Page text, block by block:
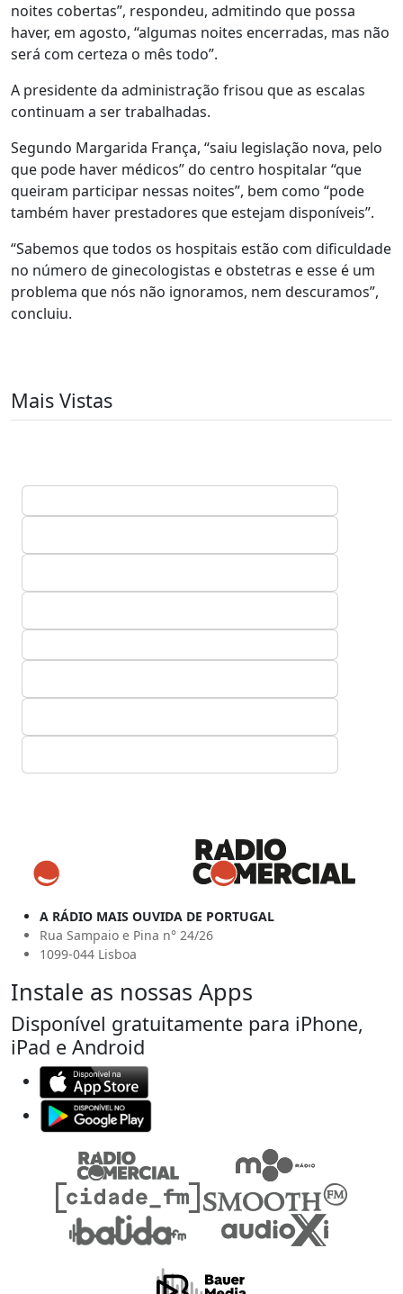
noites cobertas”, respondeu, admitindo que possa
haver, em agosto, “algumas noites encerradas, mas não
será com certeza o mês todo”.
A presidente da administração frisou que as escalas
continuam a ser trabalhadas.
Segundo Margarida França, “saiu legislação nova, pelo
que pode haver médicos” do centro hospitalar “que
queiram participar nessas noites”, bem como “pode
também haver prestadores que estejam disponíveis”.
“Sabemos que todos os hospitais estão com dificuldade
no número de ginecologistas e obstetras e esse é um
problema que nós não ignoramos, nem descuramos”,
concluiu.
Mais Vistas
A RÁDIO MAIS OUVIDA DE PORTUGAL
Rua Sampaio e Pina n° 24/26
1099-044 Lisboa
Instale as nossas Apps
Disponível gratuitamente para iPhone,
iPad e Android